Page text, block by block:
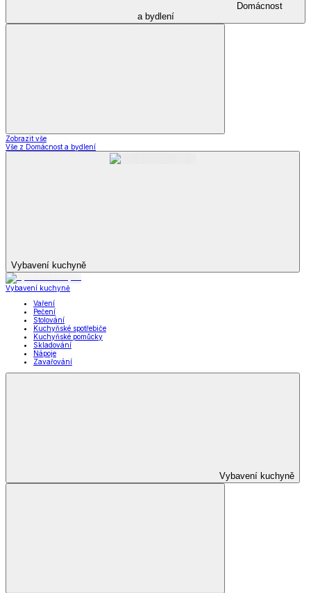
Domácnost
a bydlení
Zobrazit vše
Vše z Domácnost a bydlení
Vybavení kuchyně
Vybavení kuchyně
Vaření
Pečení
Stolování
Kuchyňské spotřebiče
Kuchyňské pomůcky
Skladování
Nápoje
Zavařování
Vybavení kuchyně